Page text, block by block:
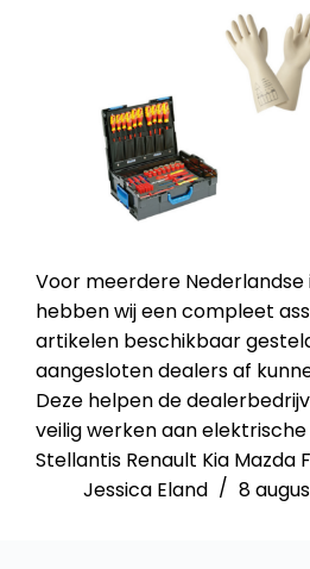
Voor meerdere
hebben wij een compleet
artikelen beschikbaar
aangesloten dealers af
Deze helpen de
veilig werken aan
Stellantis Renault Kia Mazda
Jessica Eland
8